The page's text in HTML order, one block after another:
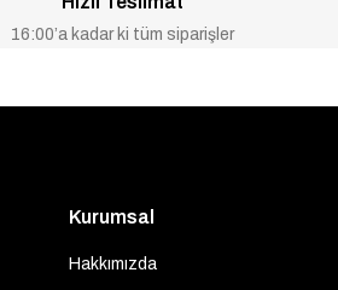
16:00’a kadar ki tüm siparişler
Kurumsal
Hakkımızda